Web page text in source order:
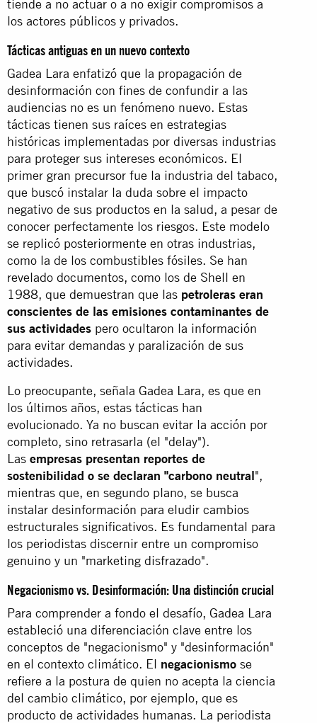
tiende a no actuar o a no exigir compromisos a
los actores públicos y privados.
Tácticas antiguas en un nuevo contexto
Gadea Lara enfatizó que la propagación de
desinformación con fines de confundir a las
audiencias no es un fenómeno nuevo. Estas
tácticas tienen sus raíces en estrategias
históricas implementadas por diversas industrias
para proteger sus intereses económicos. El
primer gran precursor fue la industria del tabaco,
que buscó instalar la duda sobre el impacto
negativo de sus productos en la salud, a pesar de
conocer perfectamente los riesgos. Este modelo
se replicó posteriormente en otras industrias,
como la de los combustibles fósiles. Se han
revelado documentos, como los de Shell en
1988, que demuestran que las petroleras eran
conscientes de las emisiones contaminantes de
sus actividades pero ocultaron la información
para evitar demandas y paralización de sus
actividades.
Lo preocupante, señala Gadea Lara, es que en
los últimos años, estas tácticas han
evolucionado. Ya no buscan evitar la acción por
completo, sino retrasarla (el "delay").
Las empresas presentan reportes de
sostenibilidad o se declaran "carbono neutral",
mientras que, en segundo plano, se busca
instalar desinformación para eludir cambios
estructurales significativos. Es fundamental para
los periodistas discernir entre un compromiso
genuino y un "marketing disfrazado".
Negacionismo vs. Desinformación: Una distinción crucial
Para comprender a fondo el desafío, Gadea Lara
estableció una diferenciación clave entre los
conceptos de "negacionismo" y "desinformación"
en el contexto climático. El negacionismo se
refiere a la postura de quien no acepta la ciencia
del cambio climático, por ejemplo, que es
producto de actividades humanas. La periodista